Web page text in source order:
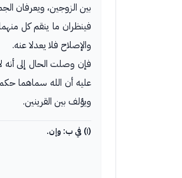
بين الزوجين، ويعرفان
فينظران ما ينقم كل
والإصلاح فلا يعدلا عنه.
فإن وصلت الحال إلى أنه
عليه أن الله سماهما حكمين، والحكم
ويؤلف بين القرينين.
(١) في ب: وإن.